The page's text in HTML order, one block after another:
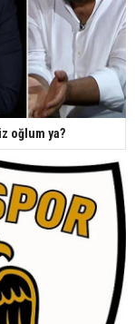
oğlum ya?